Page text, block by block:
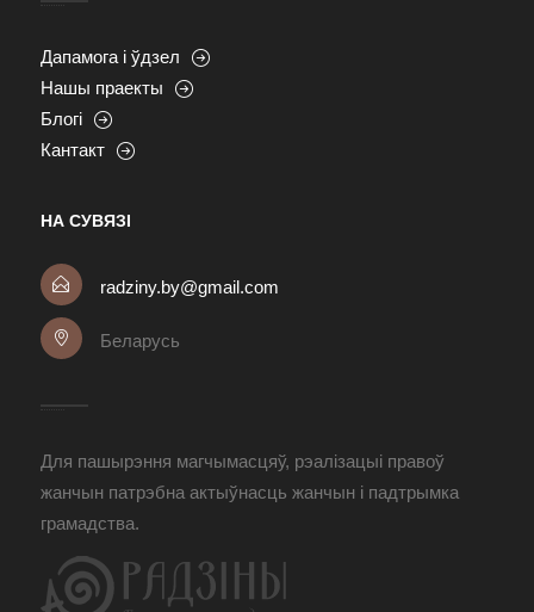
Дапамога і ўдзел
Нашы праекты
Блогі
Кантакт
НА СУВЯЗІ
radziny.by@gmail.com
Беларусь
Для пашырэння магчымасцяў, рэалізацыі правоў
жанчын патрэбна актыўнасць жанчын і падтрымка
грамадства.